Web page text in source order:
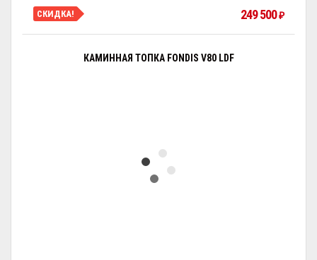
СКИДКА! 249 500₽
КАМИННАЯ ТОПКА FONDIS V80 LDF